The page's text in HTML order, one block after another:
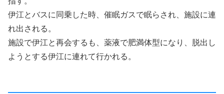
伊江とバスに同乗した時、催眠ガスで眠らされ、施設に連
れ出される。
施設で伊江と再会するも、薬液で肥満体型になり、脱出し
ようとする伊江に連れて行かれる。